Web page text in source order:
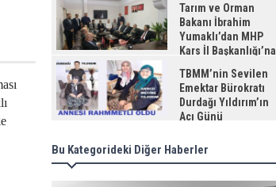
Tarım ve Orman
Bakanı İbrahim
Yumaklı’dan MHP
Kars İl Başkanlığı’na
Ziyaret
TBMM’nin Sevilen
Emektar Bürokratı
Durdağı Yıldırım’ın
Acı Günü
Bu Kategorideki Diğer Haberler